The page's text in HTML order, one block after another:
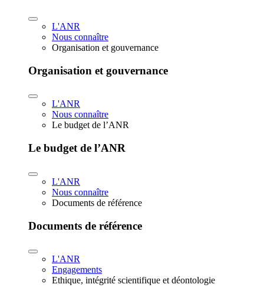
L'ANR
Nous connaître
Organisation et gouvernance
Organisation et gouvernance
L'ANR
Nous connaître
Le budget de l’ANR
Le budget de l’ANR
L'ANR
Nous connaître
Documents de référence
Documents de référence
L'ANR
Engagements
Ethique, intégrité scientifique et déontologie